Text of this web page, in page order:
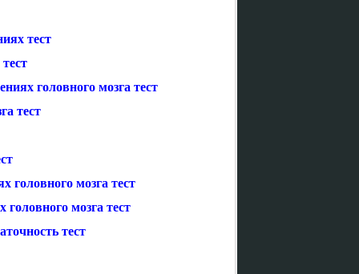
тест
головного мозга тест
тест
головного мозга тест
мозга тест
тест